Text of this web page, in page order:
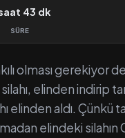
43 dk
SÜRE
olması gerekiyor
silahı, elinden indirip
elinden aldı. Çünkü
elindeki silahın